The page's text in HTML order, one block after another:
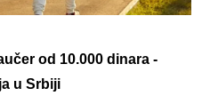
od 10.000 dinara -
u Srbiji